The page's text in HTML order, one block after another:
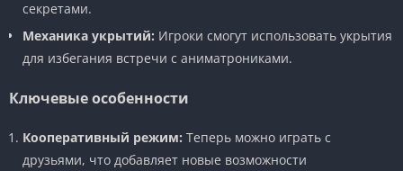
секретами.
Механика укрытий: Игроки смогут использовать укрытия
для избегания встречи с аниматрониками.
Ключевые особенности
Кооперативный режим: Теперь можно играть с
друзьями, что добавляет новые возможности